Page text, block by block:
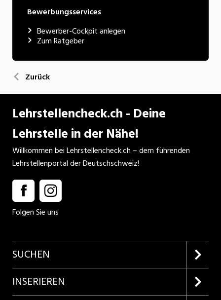
Bewerbungsservices
Bewerber-Cockpit anlegen
Zum Ratgeber
Zurück
Lehrstellencheck.ch - Deine
Lehrstelle in der Nähe!
Willkommen bei Lehrstellencheck.ch – dem führenden
Lehrstellenportal der Deutschschweiz!
Folgen Sie uns
SUCHEN
Firmenprofile entdecken
INSERIEREN